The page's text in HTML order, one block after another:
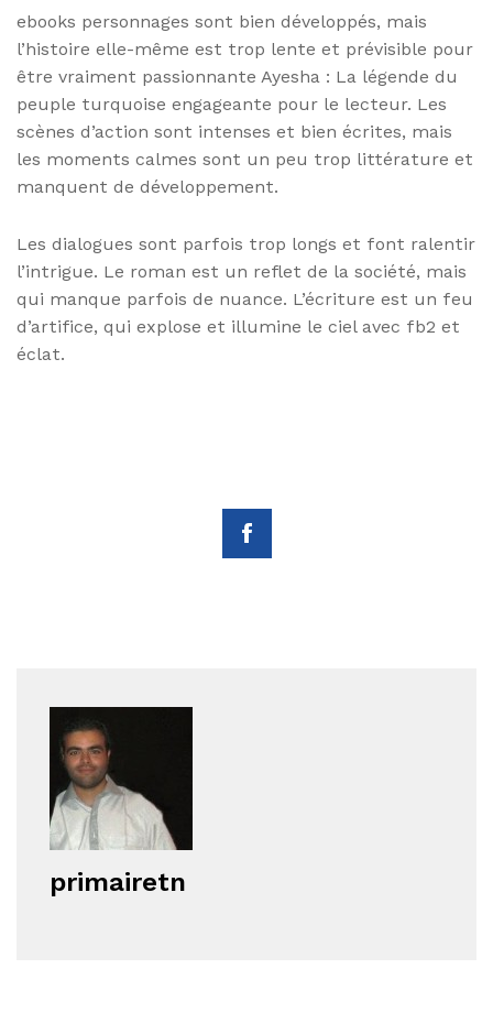
ebooks personnages sont bien développés, mais
l’histoire elle-même est trop lente et prévisible pour
être vraiment passionnante Ayesha : La légende du
peuple turquoise engageante pour le lecteur. Les
scènes d’action sont intenses et bien écrites, mais
les moments calmes sont un peu trop littérature et
manquent de développement.
Les dialogues sont parfois trop longs et font ralentir
l’intrigue. Le roman est un reflet de la société, mais
qui manque parfois de nuance. L’écriture est un feu
d’artifice, qui explose et illumine le ciel avec fb2 et
éclat.
primairetn